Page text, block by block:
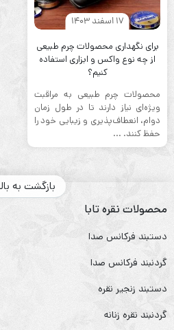
17 اسفند 1403
برای نگهداری محصولات چرم طبیعی
از چه نوع واکس و ابزاری استفاده
کنیم؟
محصولات چرم طبیعی به مراقبت
ویژه‌ای نیاز دارند تا در طول زمان
دوام، انعطاف‌پذیری و زیبایی خود را
حفظ کنند. ...
بازگشت به
محصولات نقره تابا
دستبند فرکانس صدا
گردنبند فرکانس صدا
دستبند زنجیر نقره
گردنبند نقره زنانه